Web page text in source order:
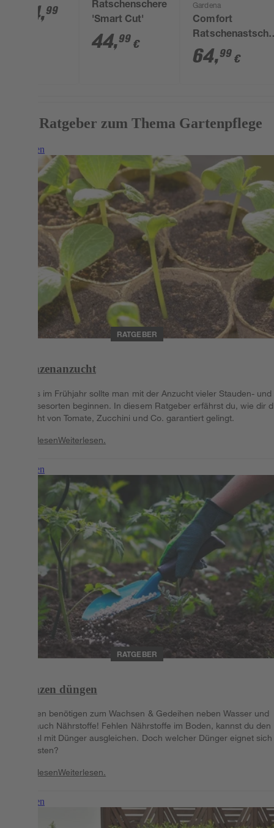
Bypass
52-67 cm
44,99
Ratschenschere
'Smart Cut'
44,99 €
Gardena
Comfort
"Smart Cut" 59
64,99 €
Mehr Ratgeber zum Thema Gartenpflege
Weiterlesen
RATGEBER
Pflanzenanzucht
Bereits im Frühjahr sollte man mit der Anzucht vieler Stauden- und
Gemüsesorten beginnen. In diesem Ratgeber erfährst du, wie dir
Anzucht von Tomate, Zucchini und Co. garantiert gelingt.
WeiterlesenWeiterlesen.
Weiterlesen
RATGEBER
Pflanzen düngen
Pflanzen benötigen zum Wachsen & Gedeihen neben Wasser und
Licht auch Nährstoffe! Fehlen Nährstoffe im Boden, kannst du den
Mangel mit Dünger ausgleichen. Doch welcher Dünger eignet sich
am besten?
WeiterlesenWeiterlesen.
Weiterlesen